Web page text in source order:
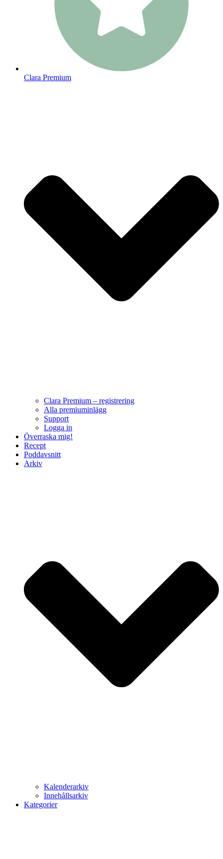
Clara Premium
Clara Premium – registrering
Alla premiuminlägg
Support
Logga in
Överraska mig!
Recept
Poddavsnitt
Arkiv
Kalenderarkiv
Innehållsarkiv
Kategorier